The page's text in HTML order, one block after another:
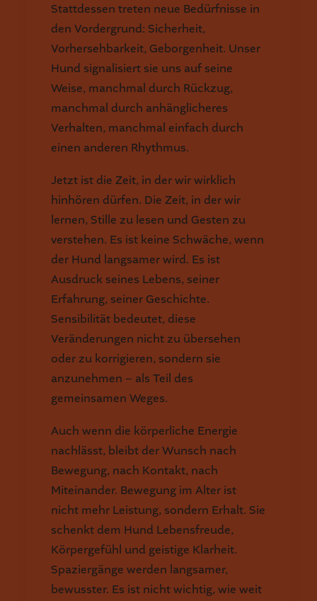
Stattdessen treten neue Bedürfnisse in
den Vordergrund: Sicherheit,
Vorhersehbarkeit, Geborgenheit. Unser
Hund signalisiert sie uns auf seine
Weise, manchmal durch Rückzug,
manchmal durch anhänglicheres
Verhalten, manchmal einfach durch
einen anderen Rhythmus.
Jetzt ist die Zeit, in der wir wirklich
hinhören dürfen. Die Zeit, in der wir
lernen, Stille zu lesen und Gesten zu
verstehen. Es ist keine Schwäche, wenn
der Hund langsamer wird. Es ist
Ausdruck seines Lebens, seiner
Erfahrung, seiner Geschichte.
Sensibilität bedeutet, diese
Veränderungen nicht zu übersehen
oder zu korrigieren, sondern sie
anzunehmen – als Teil des
gemeinsamen Weges.
Auch wenn die körperliche Energie
nachlässt, bleibt der Wunsch nach
Bewegung, nach Kontakt, nach
Miteinander. Bewegung im Alter ist
nicht mehr Leistung, sondern Erhalt. Sie
schenkt dem Hund Lebensfreude,
Körpergefühl und geistige Klarheit.
Spaziergänge werden langsamer,
bewusster. Es ist nicht wichtig, wie weit